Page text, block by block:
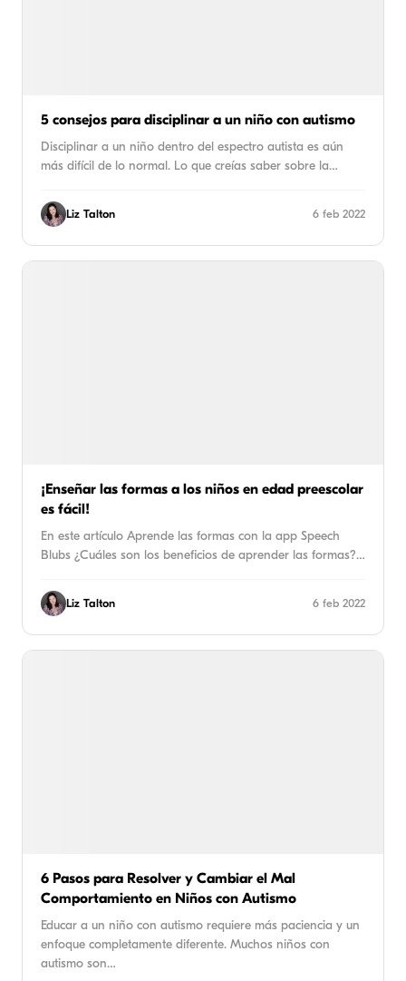
5 consejos para disciplinar a un niño con autismo
Disciplinar a un niño dentro del espectro autista es aún
más difícil de lo normal. Lo que creías saber sobre la…
Liz Talton 6 feb 2022
¡Enseñar las formas a los niños en edad preescolar
es fácil!
En este artículo Aprende las formas con la app Speech
Blubs ¿Cuáles son los beneficios de aprender las formas?…
Liz Talton 6 feb 2022
6 Pasos para Resolver y Cambiar el Mal
Comportamiento en Niños con Autismo
Educar a un niño con autismo requiere más paciencia y un
enfoque completamente diferente. Muchos niños con
autismo son…